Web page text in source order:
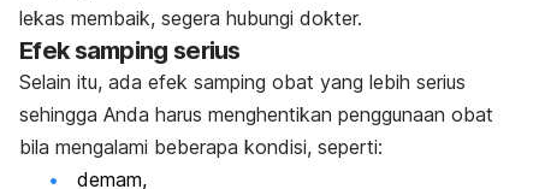
lekas membaik, segera hubungi dokter.
Efek samping serius
Selain itu, ada efek samping obat yang lebih serius
sehingga Anda harus menghentikan penggunaan obat
bila mengalami beberapa kondisi, seperti:
demam,